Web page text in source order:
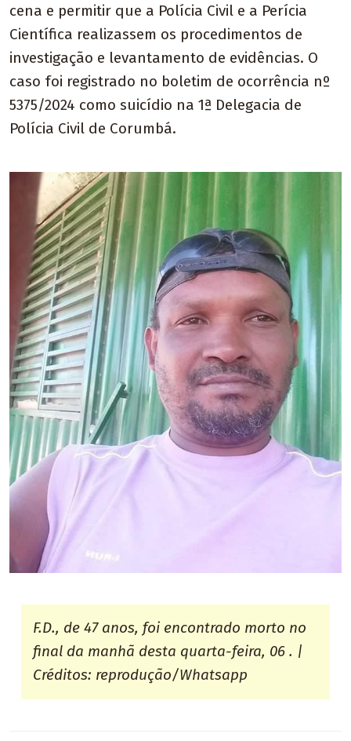
cena e permitir que a Polícia Civil e a Perícia
Científica realizassem os procedimentos de
investigação e levantamento de evidências. O
caso foi registrado no boletim de ocorrência nº
5375/2024 como suicídio na 1ª Delegacia de
Polícia Civil de Corumbá.
F.D., de 47 anos, foi encontrado morto no
final da manhã desta quarta-feira, 06 . |
Créditos: reprodução/Whatsapp